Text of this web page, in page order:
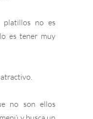
platillos no es
es tener muy
no son ellos